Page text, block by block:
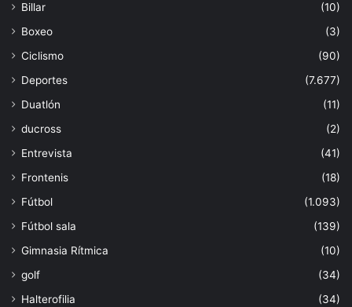
Billar
(10)
Boxeo
(3)
Ciclismo
(90)
Deportes
(7.677)
Duatlón
(11)
ducross
(2)
Entrevista
(41)
Frontenis
(18)
Fútbol
(1.093)
Fútbol sala
(139)
Gimnasia Rítmica
(10)
golf
(34)
Halterofilia
(34)